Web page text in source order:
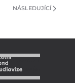
NÁSLEDUJÍCÍ